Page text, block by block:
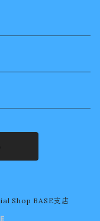
Shop BASE支店